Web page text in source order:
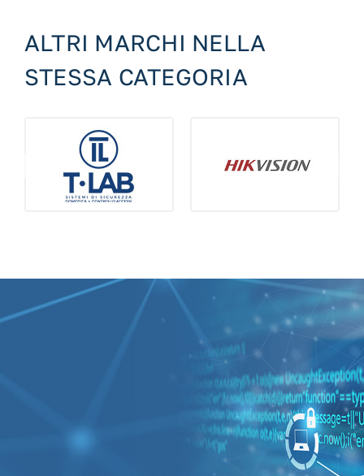
ALTRI MARCHI NELLA
STESSA CATEGORIA